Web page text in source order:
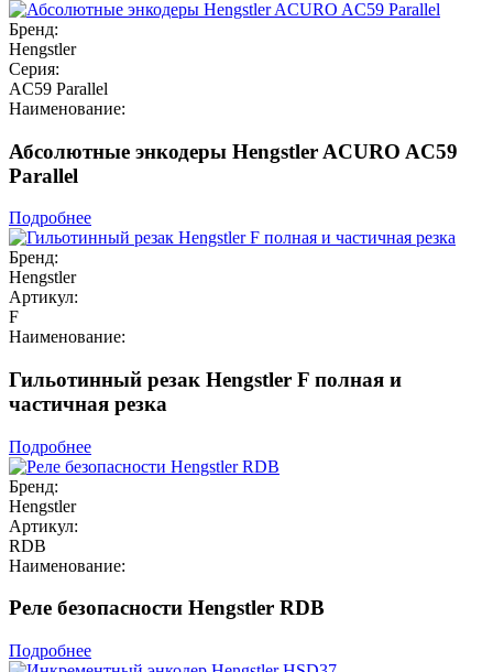
Бренд:
Hengstler
Серия:
AC59 Parallel
Наименование:
Абсолютные энкодеры Hengstler ACURO AC59
Parallel
Подробнее
Бренд:
Hengstler
Артикул:
F
Наименование:
Гильотинный резак Hengstler F полная и
частичная резка
Подробнее
Бренд:
Hengstler
Артикул:
RDB
Наименование:
Реле безопасности Hengstler RDB
Подробнее